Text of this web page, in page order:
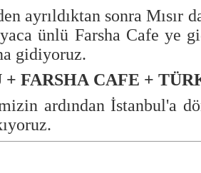
ayrıldıktan sonra
ünlü Farsha Cafe
gidiyoruz.
+ FARSHA CAFE +
ardından İstanbul'a